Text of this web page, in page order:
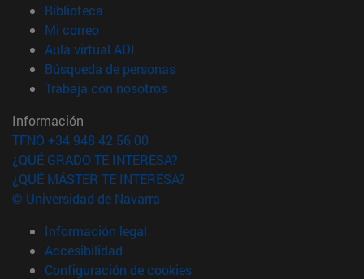
Biblioteca
Mi correo(abre en nueva ventana)
Aula virtual ADI
Búsqueda de personas(abre en nueva ventana)
Trabaja con nosotros(abre en nueva ventana)
Información
TFNO +34 948 42 56 00
¿QUÉ GRADO TE INTERESA?
¿QUÉ MÁSTER TE INTERESA?
© Universidad de Navarra
Información legal
Accesibilidad
Configuración de cookies